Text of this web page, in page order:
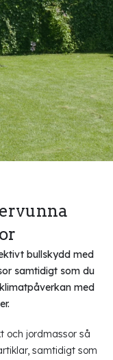
bullskydd med
samtidigt som du
med
och jordmassor så
samtidigt som